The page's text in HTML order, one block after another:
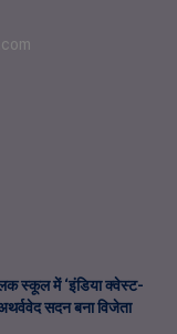
स्कूल में ‘इंडिया क्वेस्ट-
सदन बना विजेता